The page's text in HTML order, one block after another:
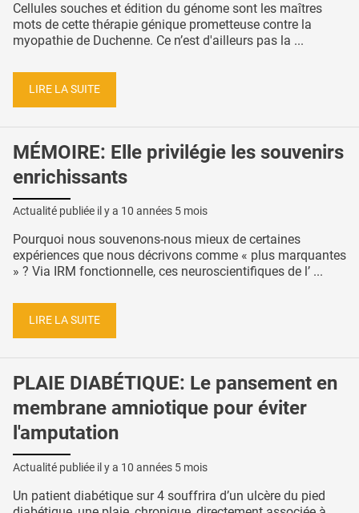
Cellules souches et édition du génome sont les maîtres
mots de cette thérapie génique prometteuse contre la
myopathie de Duchenne. Ce n’est d'ailleurs pas la ...
LIRE LA SUITE
MÉMOIRE: Elle privilégie les souvenirs
enrichissants
Actualité publiée il y a 10 années 5 mois
Pourquoi nous souvenons-nous mieux de certaines
expériences que nous décrivons comme « plus marquantes
» ? Via IRM fonctionnelle, ces neuroscientifiques de l’ ...
LIRE LA SUITE
PLAIE DIABÉTIQUE: Le pansement en
membrane amniotique pour éviter
l'amputation
Actualité publiée il y a 10 années 5 mois
Un patient diabétique sur 4 souffrira d’un ulcère du pied